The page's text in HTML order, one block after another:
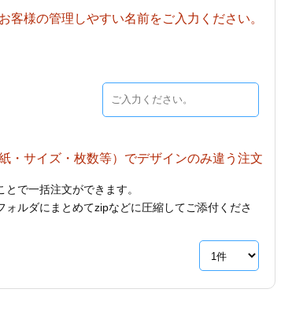
客様の管理しやすい名前をご入力ください。
・サイズ・枚数等）でデザインのみ違う注文
で一括注文ができます。
ルダにまとめてzipなどに圧縮してご添付くださ